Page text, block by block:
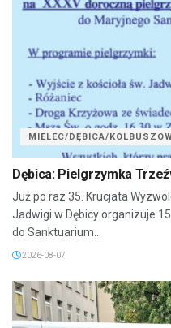
MIELEC/DĘBICA/
Dębica: Pielgrzymka
Już po raz 35. Krucjata
Jadwigi w Dębicy organizuje
do Sanktuarium...
2026-08-07